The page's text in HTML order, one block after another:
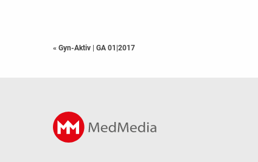
« Gyn-Aktiv | GA 01|2017